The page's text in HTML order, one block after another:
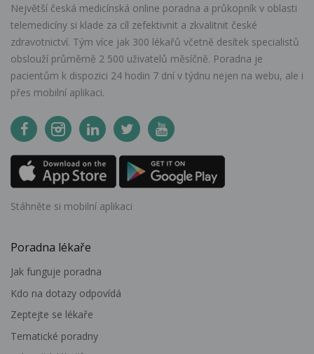
Největší česká medicínská online poradna a průkopník v oblasti
telemedicíny si klade za cíl zefektivnit a zkvalitnit české
zdravotnictví. Tým více jak 300 lékařů včetně desítek specialistů
obslouží průměrně 2 500 uživatelů měsíčně. Poradna je
pacientům k dispozici 24 hodin 7 dní v týdnu nejen na webu, ale i
přes mobilní aplikaci.
Stáhněte si mobilní aplikaci
Poradna lékaře
Jak funguje poradna
Kdo na dotazy odpovídá
Zeptejte se lékaře
Tematické poradny